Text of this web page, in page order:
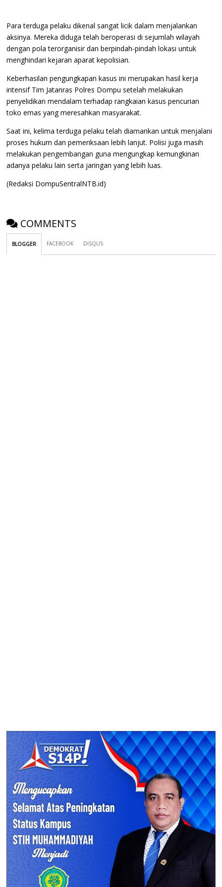
Para terduga pelaku dikenal sangat licik dalam menjalankan
aksinya. Mereka diduga telah beroperasi di sejumlah wilayah
dengan pola terorganisir dan berpindah-pindah lokasi untuk
menghindari kejaran aparat kepolisian.
Keberhasilan pengungkapan kasus ini merupakan hasil kerja
intensif Tim Jatanras Polres Dompu setelah melakukan
penyelidikan mendalam terhadap rangkaian kasus pencurian
toko emas yang meresahkan masyarakat.
Saat ini, kelima terduga pelaku telah diamankan untuk menjalani
proses hukum dan pemeriksaan lebih lanjut. Polisi juga masih
melakukan pengembangan guna mengungkap kemungkinan
adanya pelaku lain serta jaringan yang lebih luas.
(Redaksi DompuSentralNTB.id)
COMMENTS
BLOGGER FACEBOOK DISQUS